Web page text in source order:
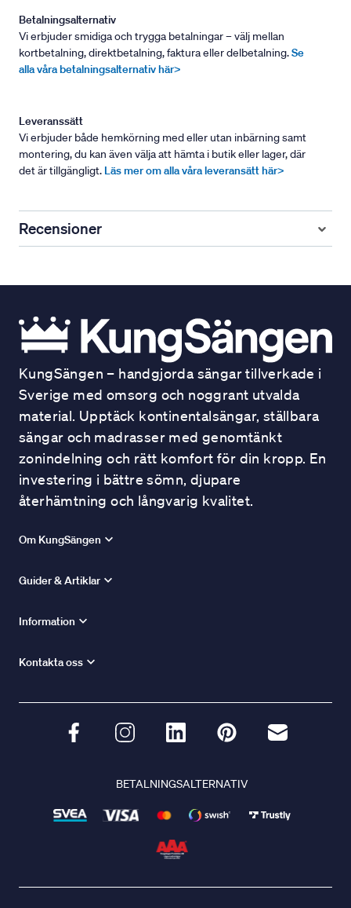
Betalningsalternativ
Vi erbjuder smidiga och trygga betalningar – välj mellan
kortbetalning, direktbetalning, faktura eller delbetalning.Se
alla våra betalningsalternativ här>
Leveranssätt
Vi erbjuder både hemkörning med eller utan inbärning samt
montering, du kan även välja att hämta i butik eller lager, där
det är tillgängligt. Läs mer om alla våra leveransätt här>
Recensioner
KungSängen – handgjorda sängar tillverkade i
Sverige med omsorg och noggrant utvalda
material. Upptäck kontinentalsängar, ställbara
sängar och madrasser med genomtänkt
zonindelning och rätt komfort för din kropp. En
investering i bättre sömn, djupare
återhämtning och långvarig kvalitet.
Om KungSängen
Guider & Artiklar
Information
Kontakta oss
BETALNINGSALTERNATIV